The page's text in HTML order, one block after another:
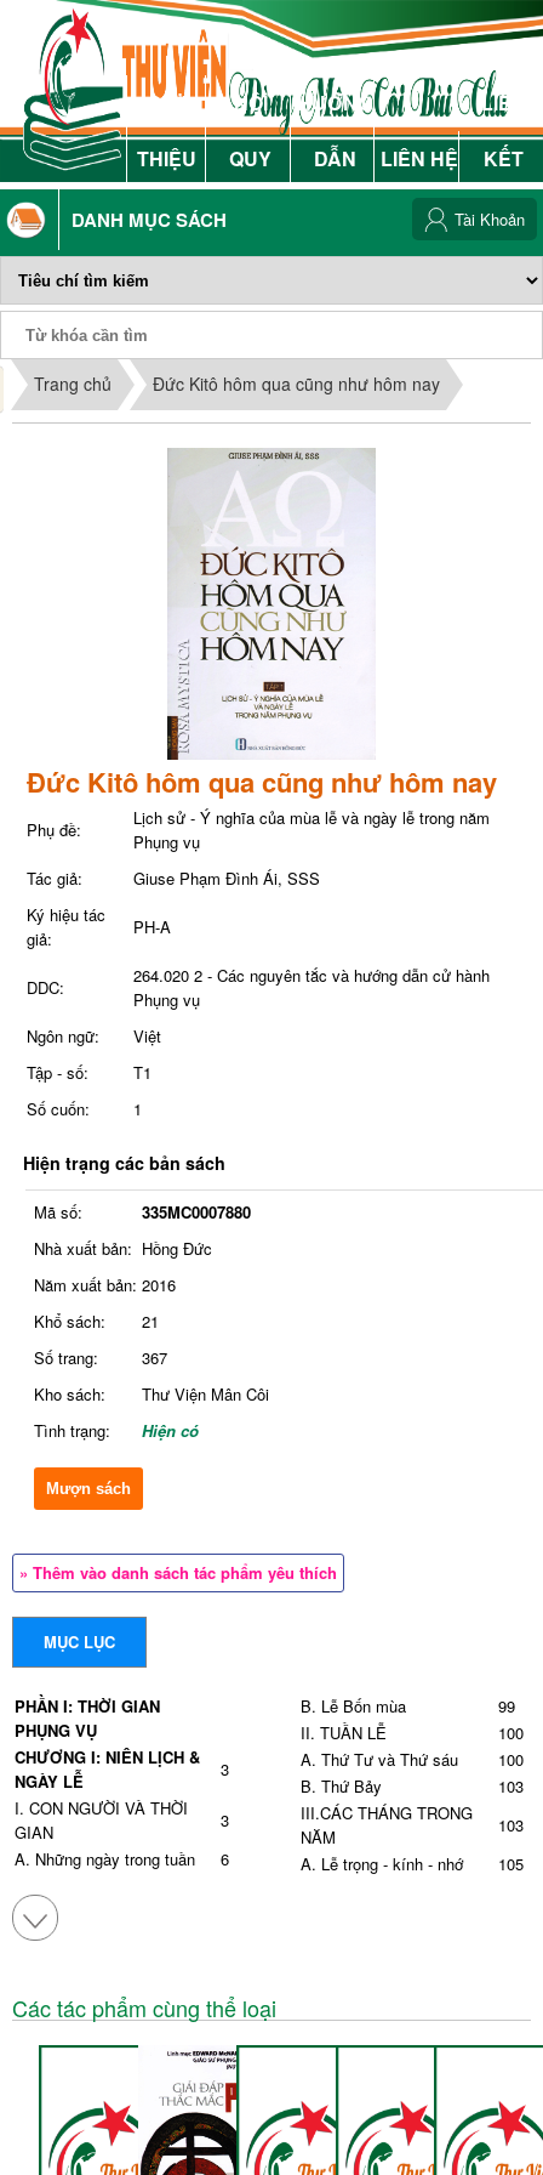
GIỚI
THIỆU
NỘI
QUY
HƯỚNG
DẪN
LIÊN HỆ
LIÊN
KẾT
DANH MỤC SÁCH
Phiếu Sách
Tài Khoản
Trang chủ Đức Kitô hôm qua cũng như hôm nay
Đức Kitô hôm qua cũng như hôm nay
Phụ đề:
Lịch sử - Ý nghĩa của mùa lễ và ngày lễ trong năm
Phụng vụ
Tác giả:
Giuse Phạm Đình Ái, SSS
Ký hiệu tác
giả:
PH-A
DDC:
264.020 2 - Các nguyên tắc và hướng dẫn cử hành
Phụng vụ
Ngôn ngữ:
Việt
Tập - số:
T1
Số cuốn:
1
Hiện trạng các bản sách
Mã số:
335MC0007880
Nhà xuất bản: Hồng Đức
Năm xuất bản: 2016
Khổ sách:
21
Số trang:
367
Kho sách:
Thư Viện Mân Côi
Tình trạng:
Hiện có
Mượn sách
» Thêm vào danh sách tác phẩm yêu thích
MỤC LỤC
PHẦN I: THỜI GIAN
PHỤNG VỤ
CHƯƠNG I: NIÊN LỊCH &
NGÀY LỄ
3
I. CON NGƯỜI VÀ THỜI
GIAN
3
A. Những ngày trong tuần
6
II. KITÔ HỮU VÀ THỜI
GIAN
TRIỂN CỦA NIÊN LỊCH
13
Văn hóa và tôn giáo của
13
Văn hóa Rôma - Hy Lạp
21
C. Văn hóa Đức
23
CÁC TÀI LIỆU ẢNH
B. Lễ Bốn mùa
99
II. TUẦN LỄ
100
A. Thứ Tư và Thứ sáu
100
B. Thứ Bảy
103
III.CÁC THÁNG TRONG
NĂM
103
A. Lễ trọng - kính - nhớ
105
C. Năm phụng vụ theo
Công đồng Vatican II
Roma 1969
D. Ý nghĩa và tinh thần
mùa Vọng
122
Các tác phẩm cùng thể loại